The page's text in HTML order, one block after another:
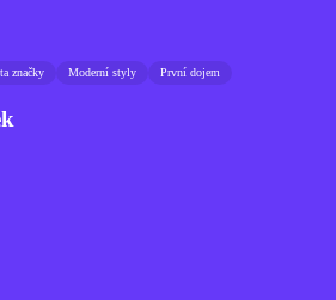
značky Moderní styly První dojem